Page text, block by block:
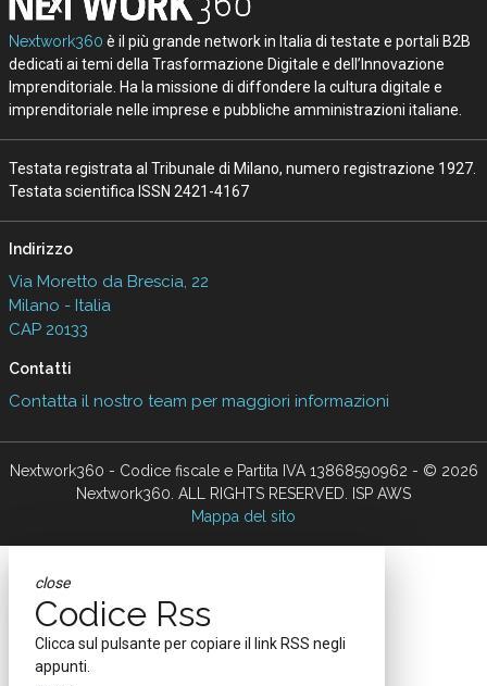
Nextwork360 è il più grande network in Italia di testate e portali B2B
dedicati ai temi della Trasformazione Digitale e dell’Innovazione
Imprenditoriale. Ha la missione di diffondere la cultura digitale e
imprenditoriale nelle imprese e pubbliche amministrazioni italiane.
Testata registrata al Tribunale di Milano, numero registrazione 1927.
Testata scientifica ISSN 2421-4167
Indirizzo
Via Moretto da Brescia, 22
Milano - Italia
CAP 20133
Contatti
Contatta il nostro team per maggiori informazioni
Nextwork360 - Codice fiscale e Partita IVA 13868590962 - © 2026
Nextwork360. ALL RIGHTS RESERVED. ISP AWS
Mappa del sito
close
Codice Rss
Clicca sul pulsante per copiare il link RSS negli
appunti.